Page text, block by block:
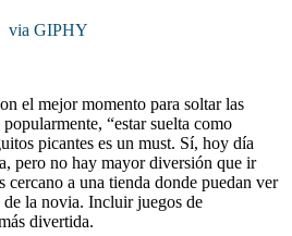
via GIPHY
el mejor momento para soltar las
“estar suelta como
picantes es un must. Sí, hoy día
pero no hay mayor diversión que ir
cercano a una tienda donde puedan ver
la novia. Incluir juegos de
divertida.